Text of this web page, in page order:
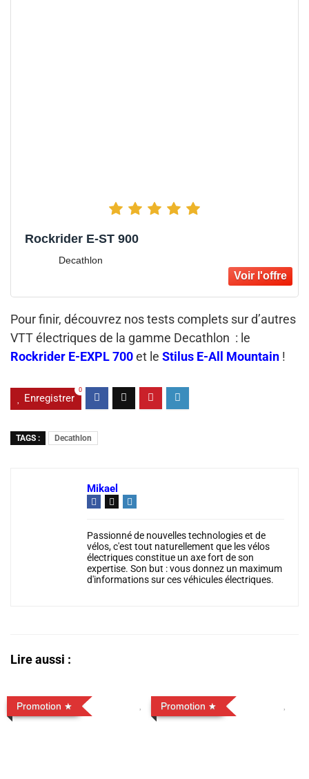
Rockrider E-ST 900
Decathlon
Pour finir, découvrez nos tests complets sur d’autres
VTT électriques de la gamme Decathlon : le
Rockrider E-EXPL 700et le Stilus E-All Mountain !
Enregistrer
0
TAGS : Decathlon
Mikael
Passionné de nouvelles technologies et de
vélos, c'est tout naturellement que les vélos
électriques constitue un axe fort de son
expertise. Son but : vous donnez un maximum
d'informations sur ces véhicules électriques.
Lire aussi :
Promotion Promotion